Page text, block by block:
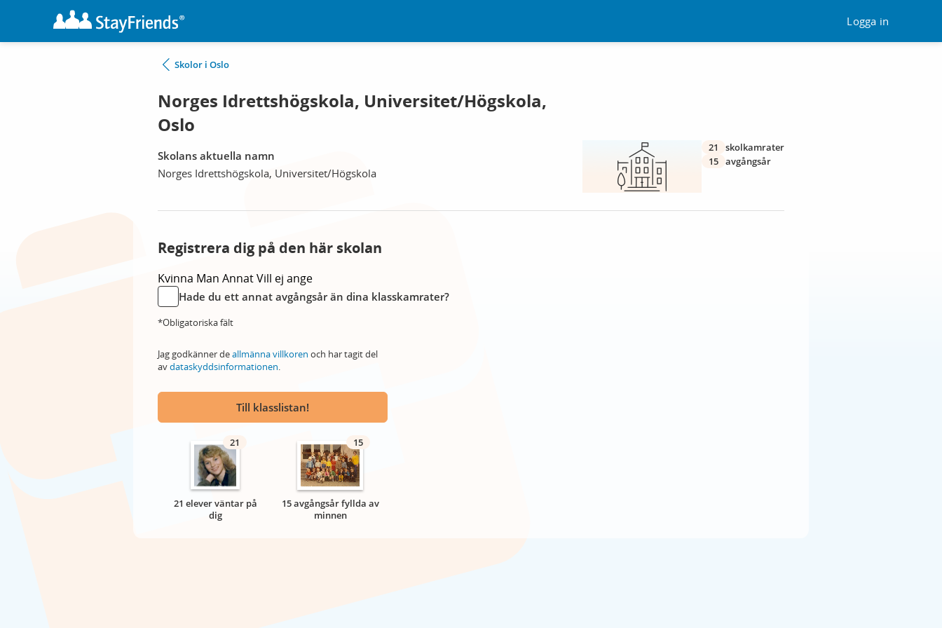
Logga in
Skolor i Oslo
Norges Idrettshögskola, Universitet/Högskola,
Oslo
Skolans aktuella namn
Norges Idrettshögskola, Universitet/Högskola
21
skolkamrater
15 avgångsår
Registrera dig på den här skolan
Kvinna Man AnnatVill ej ange
Hade du ett annat avgångsår än dina klasskamrater?
*Obligatoriska fält
Jag godkänner deallmänna villkoren och har tagit del
avdataskyddsinformationen.
Till klasslistan!
21
21 elever väntar på
dig
15
15 avgångsår fyllda av
minnen